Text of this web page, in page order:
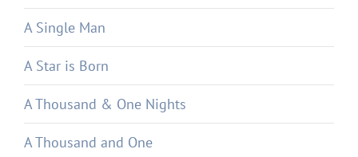
A Single Man
A Star is Born
A Thousand & One Nights
A Thousand and One